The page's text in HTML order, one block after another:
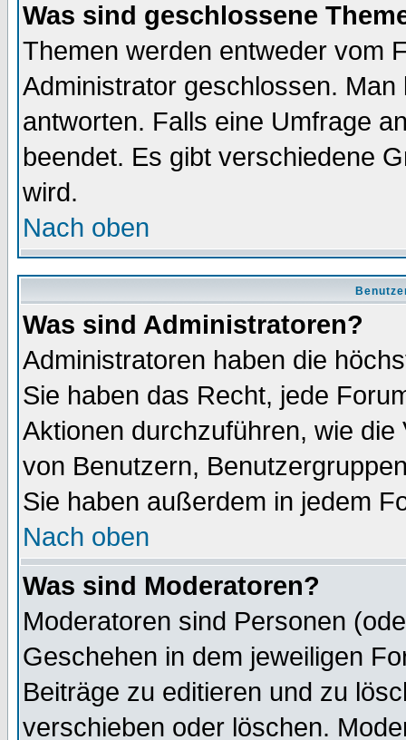
Was sind geschlossene
Themen werden entweder vom
Administrator geschlossen.
antworten. Falls eine Umfrage
beendet. Es gibt verschiedene
wird.
Nach oben
Was sind Administratoren?
Administratoren haben die
Sie haben das Recht, jede
Aktionen durchzuführen, wie
von Benutzern,
Sie haben außerdem in jedem
Nach oben
Was sind Moderatoren?
Moderatoren sind Personen
Geschehen in dem jeweiligen
Beiträge zu editieren und zu
verschieben oder löschen.